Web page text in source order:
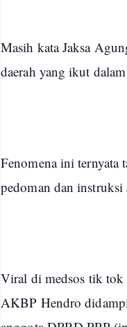
Masih kata Jaksa
daerah yang ikut
Fenomena ini ternyata
pedoman dan instruksi
Viral di medsos tik tok
AKBP Hendro